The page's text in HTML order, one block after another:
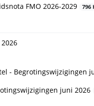
FMO 2026-2029 796
- Begrotingswijzigingen
juni 2026